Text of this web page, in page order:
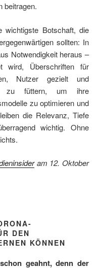
beitragen.
wichtigste Botschaft, die
sollten: In
Notwendigkeit heraus –
wird, Überschriften für
Nutzer gezielt und
zu füttern, um ihre
zu optimieren und
die Relevanz, Tiefe
wichtig. Ohne
am 12. Oktober
DEN
KÖNNEN
geahnt, denn der